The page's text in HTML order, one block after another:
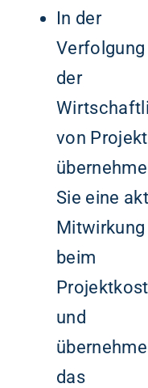
In der
Verfolgung
der
von
Sie eine
Mitwirkung
beim
und
das